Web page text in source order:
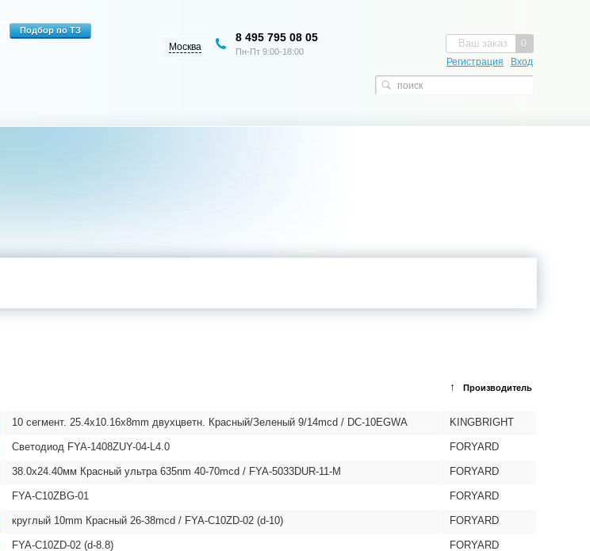
0
Ваш заказ
Регистрация Вход
Москва
8 495 795 08 05
Пн-Пт 9:00-18:00
↑ Производитель
10 сегмент. 25.4x10.16x8mm двухцветн. Красный/Зеленый 9/14mcd / DC-10EGWA KINGBRIGHT
Светодиод FYA-1408ZUY-04-L4.0 FORYARD
38.0x24.40мм Красный ультра 635nm 40-70mcd / FYA-5033DUR-11-M FORYARD
FYA-C10ZBG-01 FORYARD
круглый 10mm Красный 26-38mcd / FYA-C10ZD-02 (d-10) FORYARD
FYA-C10ZD-02 (d-8.8) FORYARD